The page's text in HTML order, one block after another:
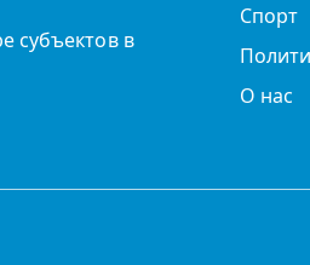
субъектов в
Спорт
О нас